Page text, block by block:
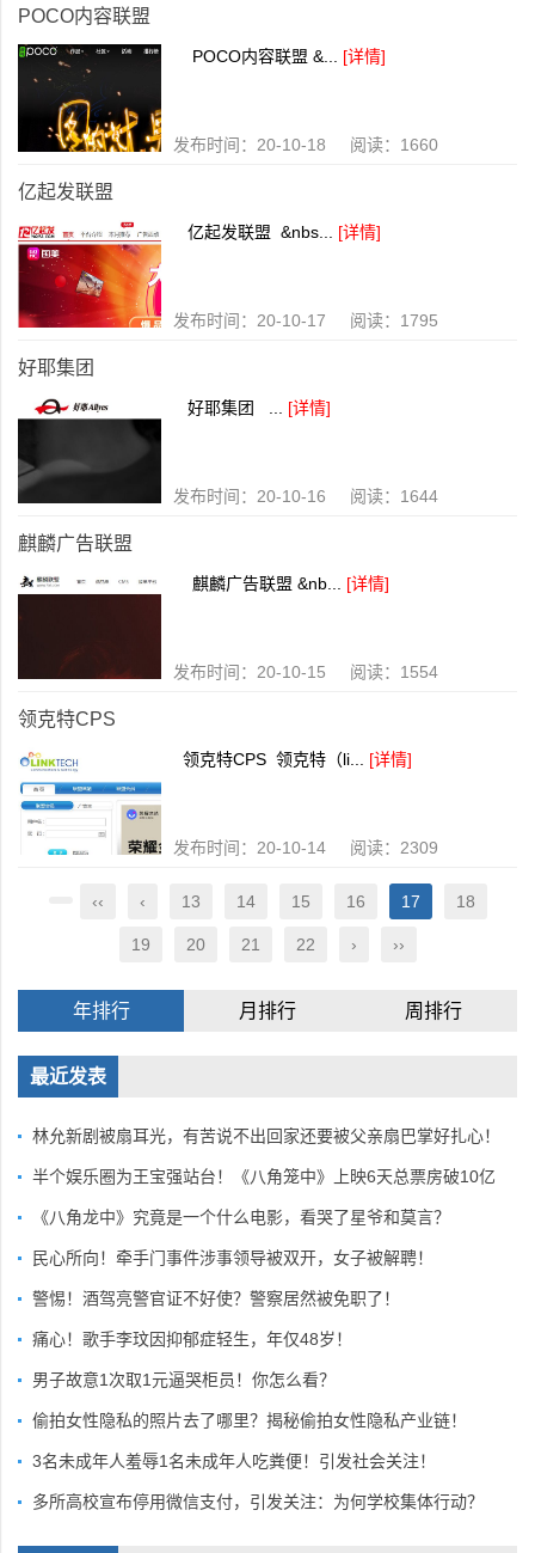
POCO内容联盟
POCO内容联盟 &... [详情]
发布时间：20-10-18 阅读：1660
亿起发联盟
亿起发联盟 &nbs... [详情]
发布时间：20-10-17 阅读：1795
好耶集团
好耶集团 ... [详情]
发布时间：20-10-16 阅读：1644
麒麟广告联盟
麒麟广告联盟 &nb... [详情]
发布时间：20-10-15 阅读：1554
领克特CPS
领克特CPS 领克特（li... [详情]
发布时间：20-10-14 阅读：2309
‹‹ ‹ 13 14 15 16 17 18
19 20 21 22 › ››
年排行 月排行 周排行
最近发表
林允新剧被扇耳光，有苦说不出回家还要被父亲扇巴掌好扎心！
半个娱乐圈为王宝强站台！《八角笼中》上映6天总票房破10亿
《八角龙中》究竟是一个什么电影，看哭了星爷和莫言？
民心所向！牵手门事件涉事领导被双开，女子被解聘！
警惕！酒驾亮警官证不好使？警察居然被免职了！
痛心！歌手李玟因抑郁症轻生，年仅48岁！
男子故意1次取1元逼哭柜员！你怎么看？
偷拍女性隐私的照片去了哪里？揭秘偷拍女性隐私产业链！
3名未成年人羞辱1名未成年人吃粪便！引发社会关注！
多所高校宣布停用微信支付，引发关注：为何学校集体行动？